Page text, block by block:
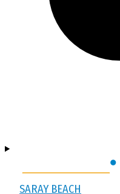
SARAY BEACH